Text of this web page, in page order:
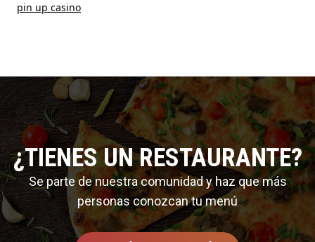
pin up casino
¿TIENES UN RESTAURANTE?
Se parte de nuestra comunidad y haz que más
personas conozcan tu menú